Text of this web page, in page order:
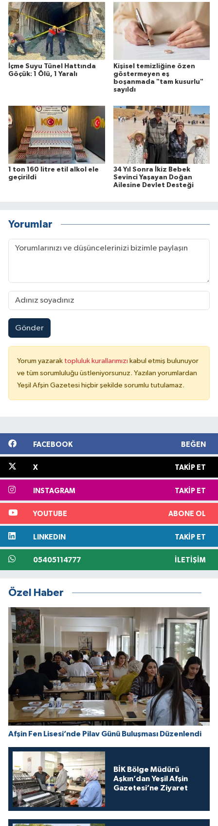
İçme Suyu Tünel Hattında
Göçük: 1 Ölü, 1 Yaralı
Kişisel temizliğine özen
göstermeyen eş
boşanmada "tam kusurlu"
sayıldı
1 ton 160 litre etil alkol ele
geçirildi
34 Yıl Sonra İkiz Bebek
Sevinci Yaşayan Doğan
Ailesine Devlet Desteği
Yorumlar
Gönder
Yorum yazarak topluluk kurallarımızı kabul etmiş bulunuyor
ve tüm sorumluluğu üstleniyorsunuz. Yazılan yorumlardan
Yeşil Afşin Gazetesi hiçbir şekilde sorumlu tutulamaz.
FACEBOOK BEĞEN
X TAKIP ET
INSTAGRAM TAKIP ET
YOUTUBE ABONE OL
LINKEDIN TAKIP ET
05405114777 İLETIŞIM
Özel Haber
Afşin Fen Lisesi’nde Pilav Günü Buluşması Düzenlendi
BİK Bölge Müdürü
Aşkın’dan Yeşil Afşin
Gazetesi’ne Ziyaret